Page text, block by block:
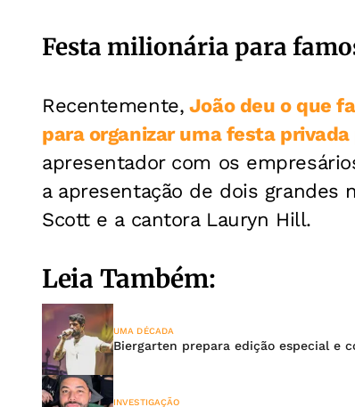
Festa milionária para
Recentemente, João deu o que
para organizar uma festa
apresentador com os
a apresentação de dois grandes
Scott e a cantora Lauryn Hill.
Leia Também:
UMA DÉCADA
Biergarten prepara edição especial e
INVESTIGAÇÃO